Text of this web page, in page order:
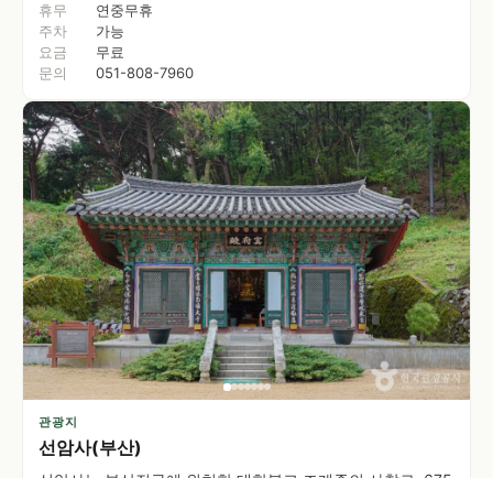
휴무
연중무휴
주차
가능
요금
무료
문의
051-808-7960
관광지
선암사(부산)